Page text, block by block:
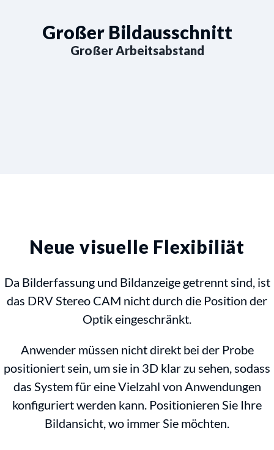
Großer Bildausschnitt
Großer Arbeitsabstand
Neue visuelle Flexibiliät
Da Bilderfassung und Bildanzeige getrennt sind, ist
das DRV Stereo CAM nicht durch die Position der
Optik eingeschränkt.
Anwender müssen nicht direkt bei der Probe
positioniert sein, um sie in 3D klar zu sehen, sodass
das System für eine Vielzahl von Anwendungen
konfiguriert werden kann. Positionieren Sie Ihre
Bildansicht, wo immer Sie möchten.